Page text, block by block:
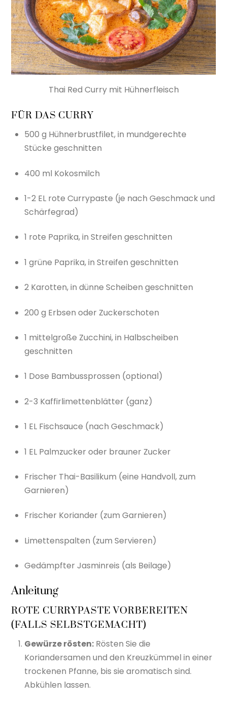
Thai Red Curry mit Hühnerfleisch
FÜR DAS CURRY
500 g Hühnerbrustfilet, in mundgerechte
Stücke geschnitten
400 ml Kokosmilch
1-2 EL rote Currypaste (je nach Geschmack und
Schärfegrad)
1 rote Paprika, in Streifen geschnitten
1 grüne Paprika, in Streifen geschnitten
2 Karotten, in dünne Scheiben geschnitten
200 g Erbsen oder Zuckerschoten
1 mittelgroße Zucchini, in Halbscheiben
geschnitten
1 Dose Bambussprossen (optional)
2-3 Kaffirlimettenblätter (ganz)
1 EL Fischsauce (nach Geschmack)
1 EL Palmzucker oder brauner Zucker
Frischer Thai-Basilikum (eine Handvoll, zum
Garnieren)
Frischer Koriander (zum Garnieren)
Limettenspalten (zum Servieren)
Gedämpfter Jasminreis (als Beilage)
Anleitung
ROTE CURRYPASTE VORBEREITEN
(FALLS SELBSTGEMACHT)
Gewürze rösten: Rösten Sie die
Koriandersamen und den Kreuzkümmel in einer
trockenen Pfanne, bis sie aromatisch sind.
Abkühlen lassen.